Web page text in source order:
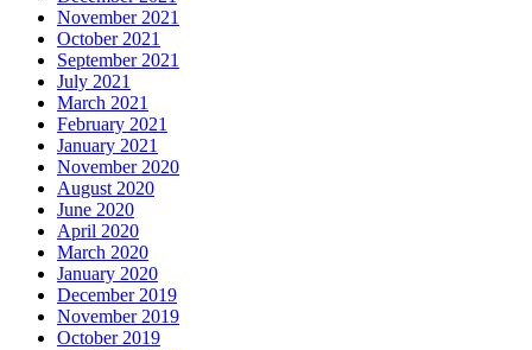
November 2021
October 2021
September 2021
July 2021
March 2021
February 2021
January 2021
November 2020
August 2020
June 2020
April 2020
March 2020
January 2020
December 2019
November 2019
October 2019